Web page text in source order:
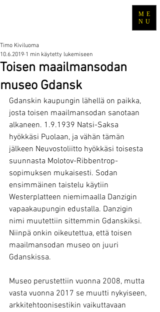
ME
NU
Toisen maailmansodan
museo Gdansk
Timo Kiviluoma
10.6.2019 1 min käytetty lukemiseen
Gdanskin kaupungin lähellä on paikka,
josta toisen maailmansodan sanotaan
alkaneen. 1.9.1939 Natsi-Saksa
hyökkäsi Puolaan, ja vähän tämän
jälkeen Neuvostoliitto hyökkäsi toisesta
suunnasta Molotov-Ribbentrop-
sopimuksen mukaisesti. Sodan
ensimmäinen taistelu käytiin
Westerplatteen niemimaalla Danzigin
vapaakaupungin edustalla. Danzigin
nimi muutettiin sittemmin Gdanskiksi.
Niinpä onkin oikeutettua, että toisen
maailmansodan museo on juuri
Gdanskissa.
Museo perustettiin vuonna 2008, mutta
vasta vuonna 2017 se muutti nykyiseen,
arkkitehtoonisestikin vaikuttavaan